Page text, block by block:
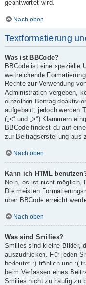
geantwortet wird.
Nach oben
Textformatierung
Was ist BBCode?
BBCode ist eine spezielle
weitreichende
Rechte zur Verwendung
Administration vergeben,
einzelnen Beitrag
aufgebaut, jedoch werden
(„<“ und „>“) Klammern
BBCode findest du auf
zur Beitragserstellung aus
Nach oben
Kann ich HTML
Nein, es ist nicht möglich,
Die meisten
über BBCode erreicht
Nach oben
Was sind Smilies?
Smilies sind kleine Bilder,
auszudrücken. Für jeden
bedeutet :) fröhlich und :(
beim Verfassen eines
Smilies nicht zu häufig zu